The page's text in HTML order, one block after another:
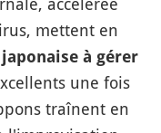
mettent en
à gérer
une fois
traînent en